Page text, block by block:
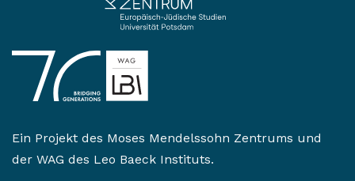
Ein Projekt des Moses Mendelssohn Zentrums und
der WAG des Leo Baeck Instituts.